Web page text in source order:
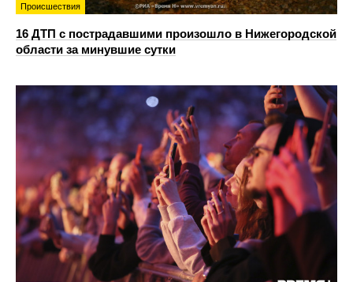
Происшествия
16 ДТП с пострадавшими произошло в Нижегородской
области за минувшие сутки